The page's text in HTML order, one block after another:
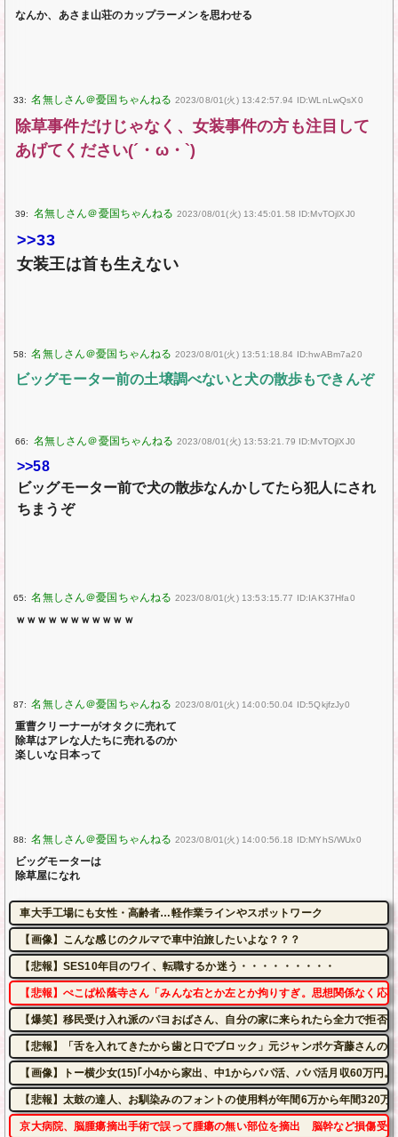
なんか、あさま山荘のカップラーメンを思わせる
33: 2023/08/01(火) 13:42:57.94 ID:WLnLwQsX0
除草事件だけじゃなく、女装事件の方も注目して
あげてください(´・ω・`)
39: 2023/08/01(火) 13:45:01.58 ID:MvTOjlXJ0
>>33
女装王は首も生えない
58: 2023/08/01(火) 13:51:18.84 ID:hwABm7a20
ビッグモーター前の土壌調べないと犬の散歩もできんぞ
66: 2023/08/01(火) 13:53:21.79 ID:MvTOjlXJ0
>>58
ビッグモーター前で犬の散歩なんかしてたら犯人にされ
ちまうぞ
65: 2023/08/01(火) 13:53:15.77 ID:IAK37Hfa0
ｗｗｗｗｗｗｗｗｗｗｗ
87: 2023/08/01(火) 14:00:50.04 ID:5QkjfzJy0
重曹クリーナーがオタクに売れて
除草はアレな人たちに売れるのか
楽しいな日本って
88: 2023/08/01(火) 14:00:56.18 ID:MYhS/WUx0
ビッグモーターは
除草屋になれ
車大手工場にも女性・高齢者…軽作業ラインやスポットワーク
【画像】こんな感じのクルマで車中泊旅したいよな？？？
【悲報】SES10年目のワイ、転職するか迷う・・・・・・・・・
【悲報】ぺこぱ松蔭寺さん「みんな右とか左とか拘りすぎ。思想関係なく応
【爆笑】移民受け入れ派のパヨおばさん、自分の家に来られたら全力で拒否
【悲報】「舌を入れてきたから歯と口でブロック」元ジャンポケ斉藤さんの
【画像】トー横少女(15)｢小4から家出、中1からパパ活、パパ活月収60万円。
【悲報】太鼓の達人、お馴染みのフォントの使用料が年間6万から年間320万
京大病院、脳腫瘍摘出手術で誤って腫瘍の無い部位を摘出 脳幹など損傷受